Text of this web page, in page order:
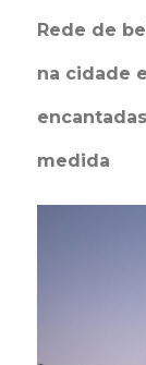
Rede de
na cidade
medida